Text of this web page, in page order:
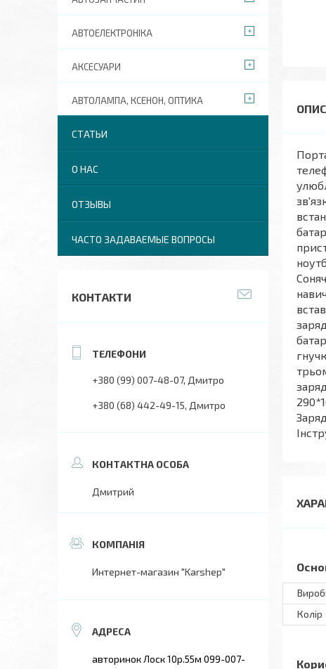
Колір
АВТОЕЛЕКТРОНІКА
АКСЕСУАРИ
АВТОЛАМПА, КСЕНОН, ОПТИКА
СТАТЬИ
О НАС
ОТЗЫВЫ
ЧАСТО ЗАДАВАЕМЫЕ ВОПРОСЫ
КОНТАКТИ
+380 (99) 007-48-07 Дмитро
+380 (68) 442-49-15 Дмитро
Дмитрий
Интернет-магазин "Karshep"
авторинок Лоск 10р.55м 099-007-